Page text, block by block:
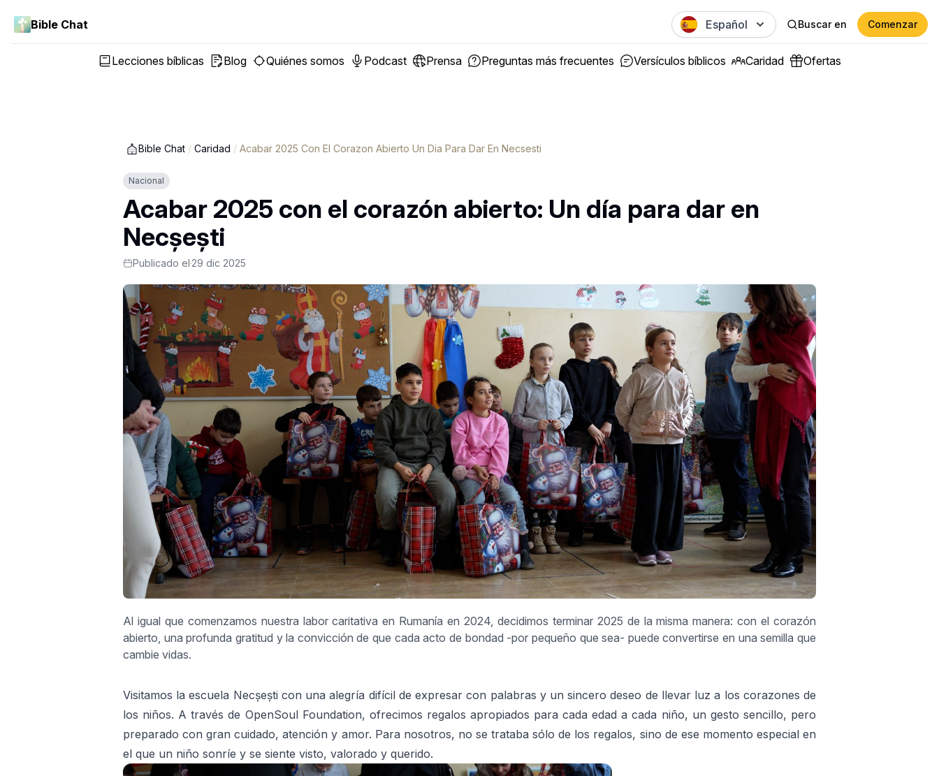
Bible Chat Español Buscar en Comenzar
Lecciones bíblicas Blog Quiénes somos Podcast Prensa Preguntas más frecuentes Versículos bíblicos Caridad Ofertas
Bible Chat / Caridad / Acabar 2025 Con El Corazon Abierto Un Dia Para Dar En Necsesti
Nacional
Acabar 2025 con el corazón abierto: Un día para dar en
Necșești
Publicado el 29 dic 2025
Al igual que comenzamos nuestra labor caritativa en Rumanía en 2024, decidimos terminar 2025 de la misma manera: con el corazón
abierto, una profunda gratitud y la convicción de que cada acto de bondad -por pequeño que sea- puede convertirse en una semilla que
cambie vidas.
Visitamos la escuela Necșești con una alegría difícil de expresar con palabras y un sincero deseo de llevar luz a los corazones de
los niños. A través de OpenSoul Foundation, ofrecimos regalos apropiados para cada edad a cada niño, un gesto sencillo, pero
preparado con gran cuidado, atención y amor. Para nosotros, no se trataba sólo de los regalos, sino de ese momento especial en
el que un niño sonríe y se siente visto, valorado y querido.